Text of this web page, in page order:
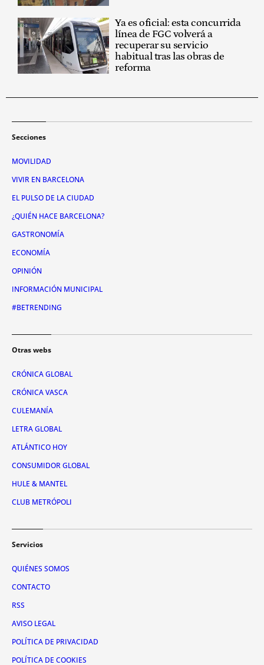
Ya es oficial: esta concurrida
línea de FGC volverá a
recuperar su servicio
habitual tras las obras de
reforma
Secciones
MOVILIDAD
VIVIR EN BARCELONA
EL PULSO DE LA CIUDAD
¿QUIÉN HACE BARCELONA?
GASTRONOMÍA
ECONOMÍA
OPINIÓN
INFORMACIÓN MUNICIPAL
#BETRENDING
Otras webs
CRÓNICA GLOBAL
CRÓNICA VASCA
CULEMANÍA
LETRA GLOBAL
ATLÁNTICO HOY
CONSUMIDOR GLOBAL
HULE & MANTEL
CLUB METRÓPOLI
Servicios
QUIÉNES SOMOS
CONTACTO
RSS
AVISO LEGAL
POLÍTICA DE PRIVACIDAD
POLÍTICA DE COOKIES